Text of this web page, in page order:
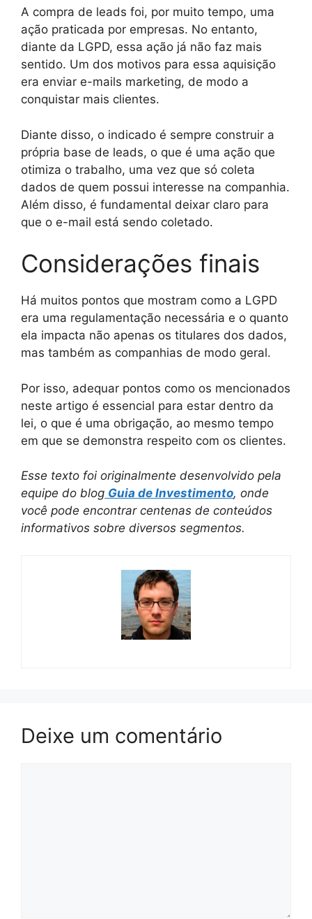
A compra de leads foi, por muito tempo, uma
ação praticada por empresas. No entanto,
diante da LGPD, essa ação já não faz mais
sentido. Um dos motivos para essa aquisição
era enviar e-mails marketing, de modo a
conquistar mais clientes.
Diante disso, o indicado é sempre construir a
própria base de leads, o que é uma ação que
otimiza o trabalho, uma vez que só coleta
dados de quem possui interesse na companhia.
Além disso, é fundamental deixar claro para
que o e-mail está sendo coletado.
Considerações finais
Há muitos pontos que mostram como a LGPD
era uma regulamentação necessária e o quanto
ela impacta não apenas os titulares dos dados,
mas também as companhias de modo geral.
Por isso, adequar pontos como os mencionados
neste artigo é essencial para estar dentro da
lei, o que é uma obrigação, ao mesmo tempo
em que se demonstra respeito com os clientes.
Esse texto foi originalmente desenvolvido pela
equipe do blog Guia de Investimento, onde
você pode encontrar centenas de conteúdos
informativos sobre diversos segmentos.
Deixe um comentário